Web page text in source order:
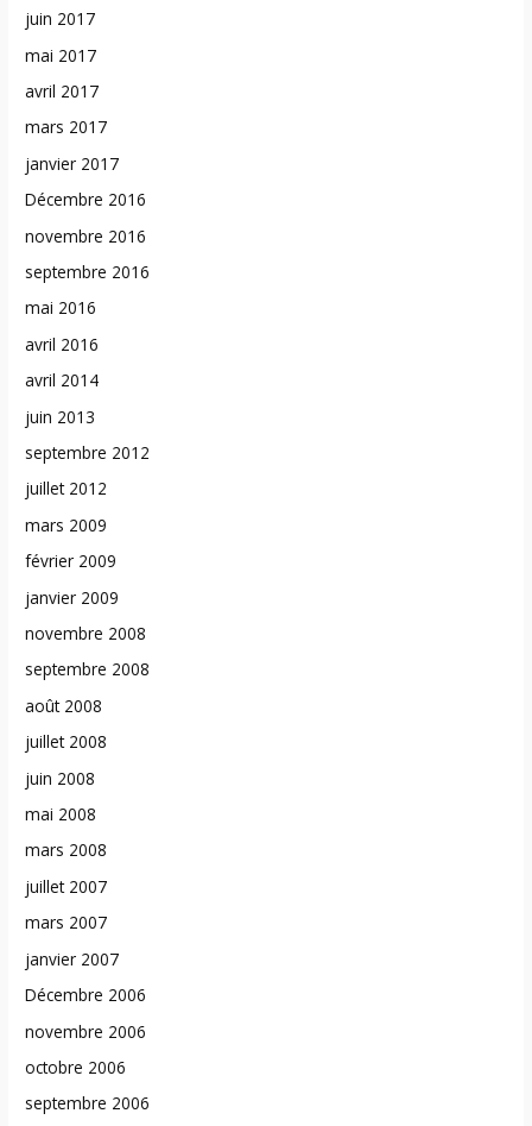
juin 2017
mai 2017
avril 2017
mars 2017
janvier 2017
Décembre 2016
novembre 2016
septembre 2016
mai 2016
avril 2016
avril 2014
juin 2013
septembre 2012
juillet 2012
mars 2009
février 2009
janvier 2009
novembre 2008
septembre 2008
août 2008
juillet 2008
juin 2008
mai 2008
mars 2008
juillet 2007
mars 2007
janvier 2007
Décembre 2006
novembre 2006
octobre 2006
septembre 2006